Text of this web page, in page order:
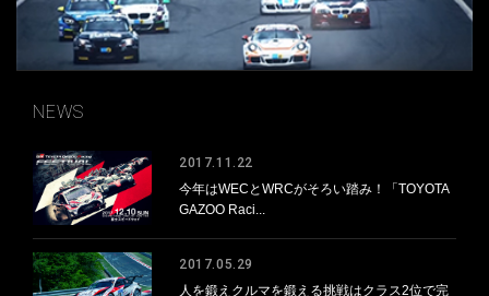
NEWS
2017.11.22
今年はWECとWRCがそろい踏み！「TOYOTA
GAZOO Raci...
2017.05.29
人を鍛えクルマを鍛える挑戦はクラス2位で完